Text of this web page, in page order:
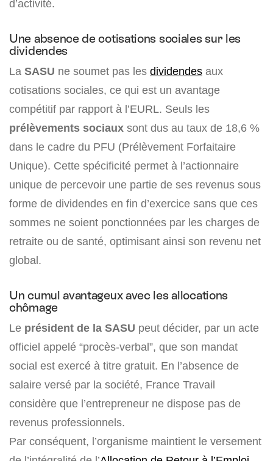
d’activité.
Une absence de cotisations sociales sur les
dividendes
La SASU ne soumet pas les dividendes aux
cotisations sociales, ce qui est un avantage
compétitif par rapport à l’EURL. Seuls les
prélèvements sociaux sont dus au taux de 18,6 %
dans le cadre du PFU (Prélèvement Forfaitaire
Unique). Cette spécificité permet à l’actionnaire
unique de percevoir une partie de ses revenus sous
forme de dividendes en fin d’exercice sans que ces
sommes ne soient ponctionnées par les charges de
retraite ou de santé, optimisant ainsi son revenu net
global.
Un cumul avantageux avec les allocations
chômage
Le président de la SASU peut décider, par un acte
officiel appelé “procès-verbal”, que son mandat
social est exercé à titre gratuit. En l’absence de
salaire versé par la société, France Travail
considère que l’entrepreneur ne dispose pas de
revenus professionnels.
Par conséquent, l’organisme maintient le versement